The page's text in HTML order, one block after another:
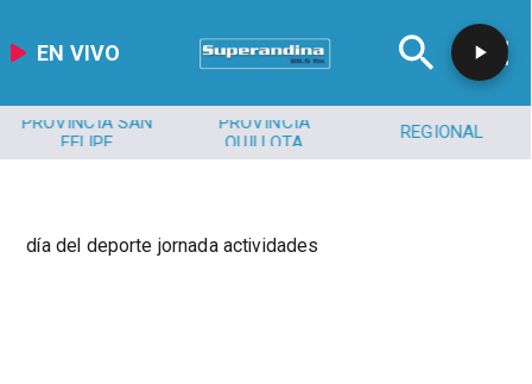
EN VIVO
PROVINCIA SAN
FELIPE
PROVINCIA
QUILLOTA
REGIONAL
día del deporte jornada actividades